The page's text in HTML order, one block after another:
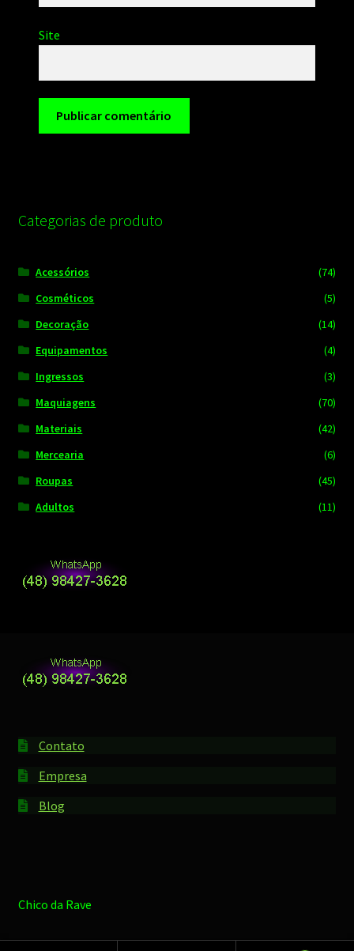
Site
Categorias de produto
Acessórios
(74)
Cosméticos
(5)
Decoração
(14)
Equipamentos
(4)
Ingressos
(3)
Maquiagens
(70)
Materiais
(42)
Mercearia
(6)
Roupas
(45)
Adultos
(11)
Contato
Empresa
Blog
Chico da Rave